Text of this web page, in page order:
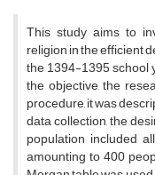
This study aims to
religion in the efficient
the 1394-1395 school
the objective, the
procedure, it was
data collection, the
population included
amounting to 400